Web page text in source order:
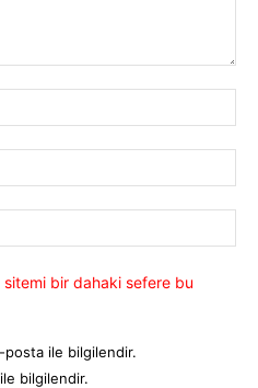
bir dahaki sefere bu
posta ile bilgilendir.
bilgilendir.